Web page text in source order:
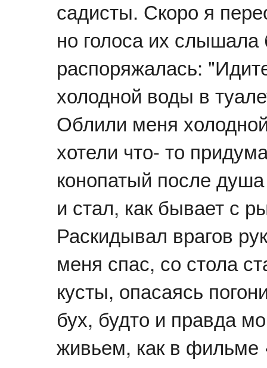
садисты. Скоро я
но голоса их слышала
распоряжалась:
холодной воды в
Облили меня
хотели что- то
конопатый после
и стал, как бывает с
Раскидывал врагов
меня спас, со стола
кусты, опасаясь
бух, будто и правда
живьем, как в